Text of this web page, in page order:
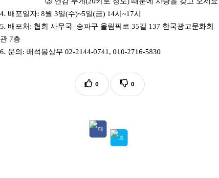
4. 배포일자: 8월 3일(수)~5일(금) 14시 ~17시
5. 배포처 : 협회 사무국 송파구 올림픽로 35길 137 한국광고문화회
관 7층
6. 문의 : 배석봉상무 02-2144-0741, 010-2716-5830
0 0